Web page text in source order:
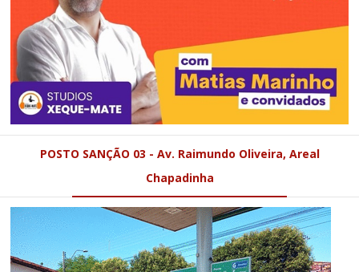
POSTO SANÇÃO 03 - Av. Raimundo Oliveira, Areal
Chapadinha